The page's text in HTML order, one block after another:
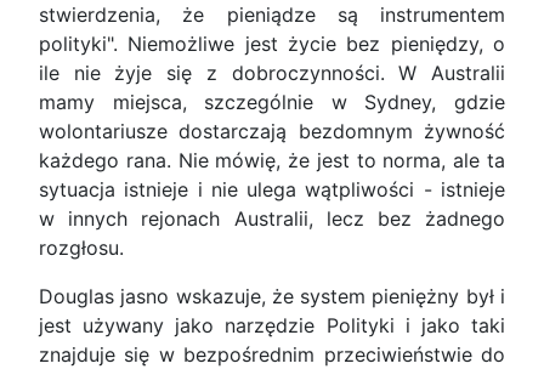
stwierdzenia, że pieniądze są instrumentem
polityki". Niemożliwe jest życie bez pieniędzy, o
ile nie żyje się z dobroczynności. W Australii
mamy miejsca, szczególnie w Sydney, gdzie
wolontariusze dostarczają bezdomnym żywność
każdego rana. Nie mówię, że jest to norma, ale ta
sytuacja istnieje i nie ulega wątpliwości - istnieje
w innych rejonach Australii, lecz bez żadnego
rozgłosu.
Douglas jasno wskazuje, że system pieniężny był i
jest używany jako narzędzie Polityki i jako taki
znajduje się w bezpośrednim przeciwieństwie do